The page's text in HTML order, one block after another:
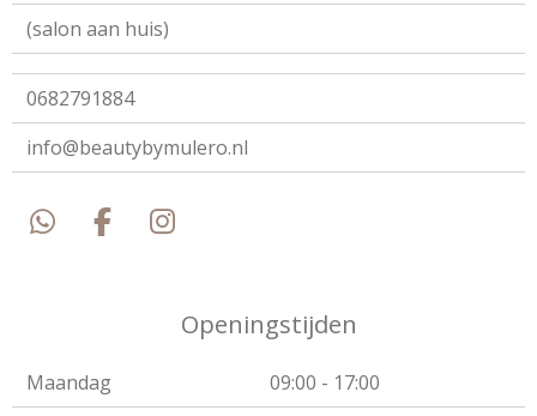
(salon aan huis)
0682791884
info@beautybymulero.nl
W
A
p
F
o
o
I
r
Openingstijden
Maandag 09:00 - 17:00